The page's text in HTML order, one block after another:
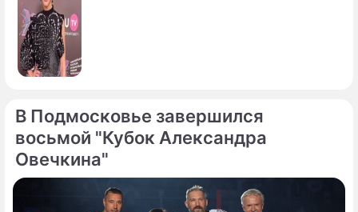
В Подмосковье завершился
восьмой "Кубок Александра
Овечкина"